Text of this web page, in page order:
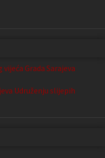
Grada Sarajeva
Udruženju slijepih